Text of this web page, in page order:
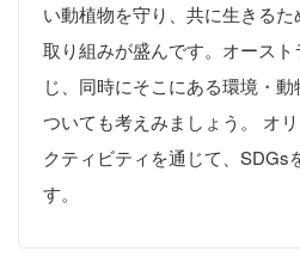
い動植物を守り、共に生きる
取り組みが盛んです。オース
じ、同時にそこにある環境・
ついても考えみましょう。 オ
クティビティを通じて、SDGs
す。